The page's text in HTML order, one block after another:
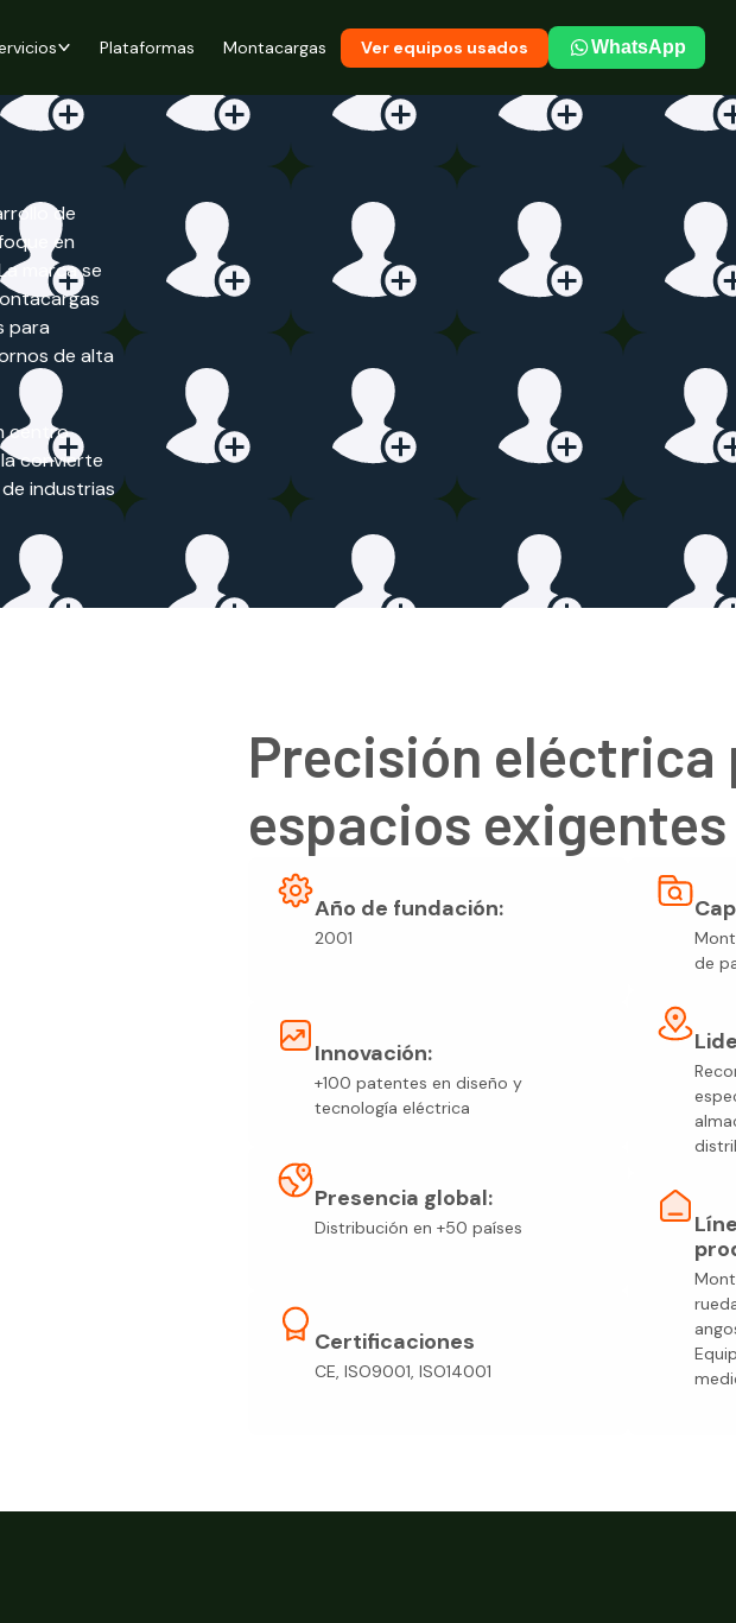
Plataformas Montacargas Ver equipos usados WhatsApp
de
en
marca se
para
de alta
centro
convierte
industrias
Precisión eléctrica
espacios exigentes
Año de fundación:
2001
Innovación:
+100 patentes en diseño y
tecnología eléctrica
Presencia global:
Distribución en +50 países
Certificaciones
CE, ISO9001, ISO14001
de